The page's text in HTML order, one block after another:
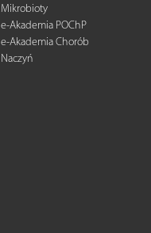
Mikrobioty
e-Akademia POChP
e-Akademia Chorób
Naczyń